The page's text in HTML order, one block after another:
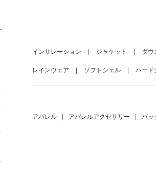
インサレーション ジャケット ダウ
レインウェア ソフトシェル ハード
アパレル | アパレルアクセサリー | バッ